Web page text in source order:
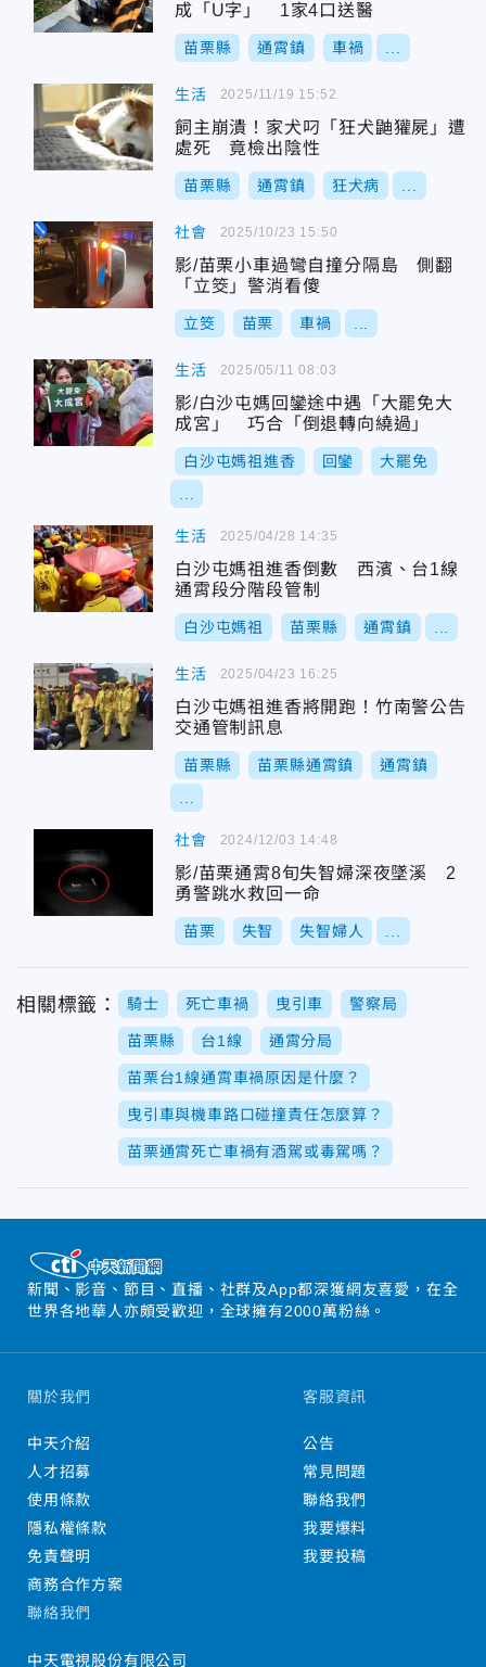
成「U字」 1家4口送醫
苗栗縣 通霄鎮 車禍
生活
飼主崩潰！家犬叼「狂犬鼬獾屍」遭
處死 竟檢出陰性
苗栗縣 通霄鎮 狂犬病
2025/11/19 15:52
社會
影/苗栗小車過彎自撞分隔島 側翻
「立筊」警消看傻
立筊 苗栗 車禍
2025/10/23 15:50
生活
影/白沙屯媽回鑾途中遇「大罷免大
成宮」 巧合「倒退轉向繞過」
白沙屯媽祖進香 回鑾 大罷免
2025/05/11 08:03
生活
白沙屯媽祖進香倒數 西濱、台1線
通霄段分階段管制
白沙屯媽祖 苗栗縣 通霄鎮
2025/04/28 14:35
生活
白沙屯媽祖進香將開跑！竹南警公告
交通管制訊息
苗栗縣 苗栗縣通霄鎮 通霄鎮
2025/04/23 16:25
社會
影/苗栗通霄8旬失智婦深夜墜溪 2
勇警跳水救回一命
苗栗 失智 失智婦人
2024/12/03 14:48
相關標籤： 騎士 死亡車禍 曳引車 警察局
苗栗縣 台1線 通霄分局
苗栗台1線通霄車禍原因是什麼？
曳引車與機車路口碰撞責任怎麼算？
苗栗通霄死亡車禍有酒駕或毒駕嗎？
新聞、影音、節目、直播、社群及App都深獲網友喜愛，在全
世界各地華人亦頗受歡迎，全球擁有2000萬粉絲。
關於我們
中天介紹
人才招募
使用條款
隱私權條款
免責聲明
商務合作方案
客服資訊
公告
常見問題
聯絡我們
我要爆料
我要投稿
聯絡我們
中天電視股份有限公司